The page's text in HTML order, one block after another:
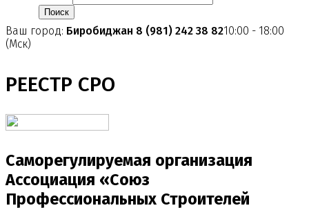
Ваш город: Биробиджан 8 (981) 242 38 8210:00 - 18:00
(Мск)
РЕЕСТР СРО
Саморегулируемая организация
Ассоциация «Союз
Профессиональных Строителей